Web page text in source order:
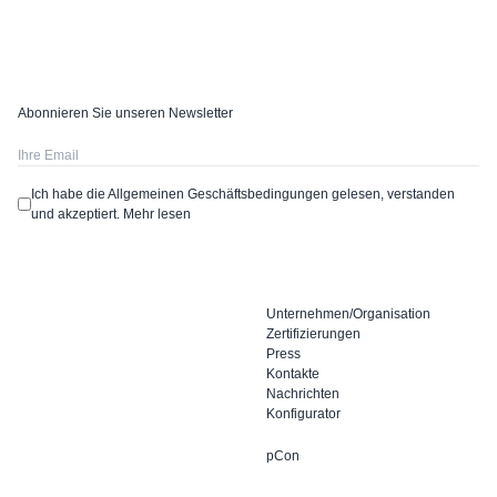
Unternehmen/Organisation
Zertifizierungen
Press
Kontakte
Nachrichten
Konfigurator
pCon
Abonnieren Sie unseren Newsletter
Ich habe die Allgemeinen Geschäftsbedingungen gelesen, verstanden
und akzeptiert. Mehr lesen